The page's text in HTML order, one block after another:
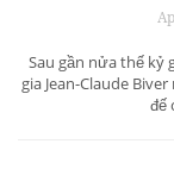
Sau gần nửa thế kỷ
gia Jean-Claude
đế